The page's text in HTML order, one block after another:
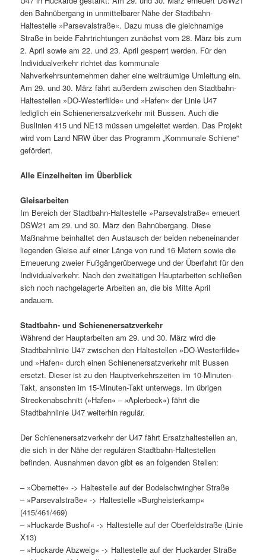
den Bahnübergang in unmittelbarer Nähe der Stadtbahn-
Haltestelle »Parsevalstraße«. Dazu muss die gleichnamige
Straße in beide Fahrtrichtungen zunächst vom 28. März bis zum
2. April sowie am 22. und 23. April gesperrt werden. Für den
Individualverkehr richtet das kommunale
Nahverkehrsunternehmen daher eine weiträumige Umleitung ein.
Am 29. und 30. März fährt außerdem zwischen den Stadtbahn-
Haltestellen »DO-Westerfilde« und »Hafen« der Linie U47
lediglich ein Schienenersatzverkehr mit Bussen. Auch die
Buslinien 415 und NE13 müssen umgeleitet werden. Das Projekt
wird vom Land NRW über das Programm „Kommunale Schiene“
gefördert.
Alle Einzelheiten im Überblick
Gleisarbeiten
Im Bereich der Stadtbahn-Haltestelle »Parsevalstraße« erneuert
DSW21 am 29. und 30. März den Bahnübergang. Diese
Maßnahme beinhaltet den Austausch der beiden nebeneinander
liegenden Gleise auf einer Länge von rund 16 Metern sowie die
Erneuerung zweier Fußgängerüberwege und der Überfahrt für den
Individualverkehr. Nach den zweitätigen Hauptarbeiten schließen
sich noch nachgelagerte Arbeiten an, die bis Mitte April
andauern.
Stadtbahn- und Schienenersatzverkehr
Während der Hauptarbeiten am 29. und 30. März wird die
Stadtbahnlinie U47 zwischen den Haltestellen »DO-Westerfilde«
und »Hafen« durch einen Schienenersatzverkehr mit Bussen
ersetzt. Dieser ist zu den Hauptverkehrszeiten im 10-Minuten-
Takt, ansonsten im 15-Minuten-Takt unterwegs. Im übrigen
Streckenabschnitt (»Hafen« – »Aplerbeck«) fährt die
Stadtbahnlinie U47 weiterhin regulär.
Der Schienenersatzverkehr der U47 fährt Ersatzhaltestellen an,
die sich in der Nähe der regulären Stadtbahn-Haltestellen
befinden. Ausnahmen davon gibt es an folgenden Stellen:
– »Obernette« -> Haltestelle auf der Bodelschwingher Straße
– »Parsevalstraße« -> Haltestelle »Burgheisterkamp«
(415/461/469)
– »Huckarde Bushof« -> Haltestelle auf der Oberfeldstraße (Linie
X13)
– »Huckarde Abzweig« -> Haltestelle auf der Huckarder Straße